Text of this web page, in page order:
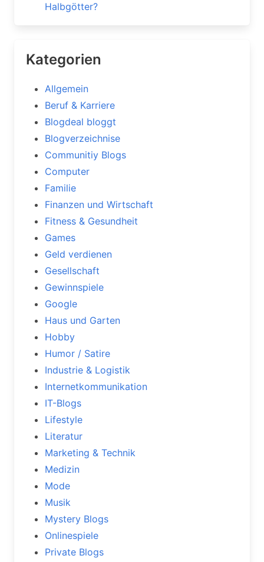
Halbgötter?
Kategorien
Allgemein
Beruf & Karriere
Blogdeal bloggt
Blogverzeichnise
Communitiy Blogs
Computer
Familie
Finanzen und Wirtschaft
Fitness & Gesundheit
Games
Geld verdienen
Gesellschaft
Gewinnspiele
Google
Haus und Garten
Hobby
Humor / Satire
Industrie & Logistik
Internetkommunikation
IT-Blogs
Lifestyle
Literatur
Marketing & Technik
Medizin
Mode
Musik
Mystery Blogs
Onlinespiele
Private Blogs